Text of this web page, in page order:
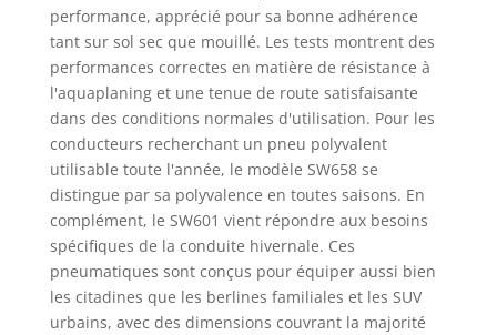
performance, apprécié pour sa bonne adhérence
tant sur sol sec que mouillé. Les tests montrent des
performances correctes en matière de résistance à
l'aquaplaning et une tenue de route satisfaisante
dans des conditions normales d'utilisation. Pour les
conducteurs recherchant un pneu polyvalent
utilisable toute l'année, le modèle SW658 se
distingue par sa polyvalence en toutes saisons. En
complément, le SW601 vient répondre aux besoins
spécifiques de la conduite hivernale. Ces
pneumatiques sont conçus pour équiper aussi bien
les citadines que les berlines familiales et les SUV
urbains, avec des dimensions couvrant la majorité